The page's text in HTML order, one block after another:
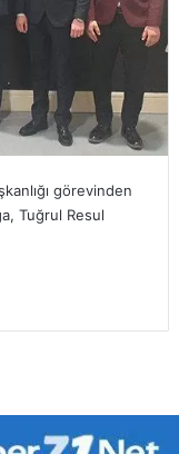
görevinden
Tuğrul Resul